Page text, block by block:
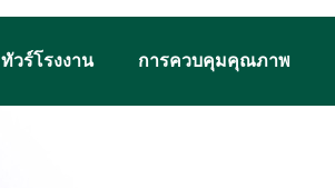
ทัวร์โรงงาน การควบคุมคุณภาพ